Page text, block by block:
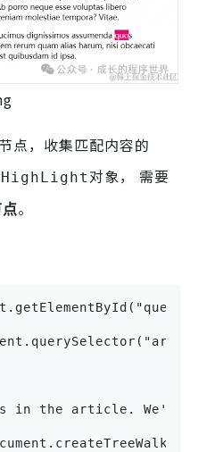
点，收集匹配内容的
HighLight 对象， 需要
。
in the article. We'll